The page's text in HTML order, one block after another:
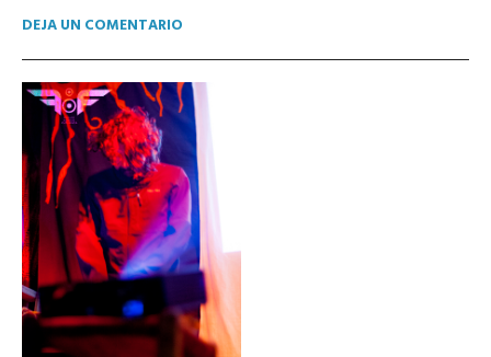
DEJA UN COMENTARIO